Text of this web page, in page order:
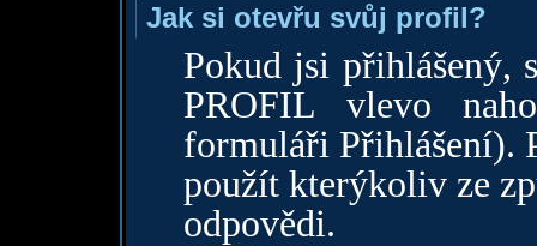
Jak si otevřu svůj profil?
Pokud jsi přihlášený,
PROFIL vlevo
formuláři Přihlášení).
použít kterýkoliv ze
odpovědi.